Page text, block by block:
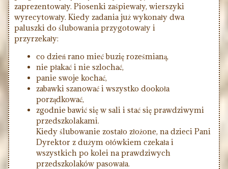
zaprezentowały. Piosenki zaśpiewały, wierszyki
wyrecytowały. Kiedy zadania już wykonały dwa
paluszki do ślubowania przygotowały i
przyrzekały:
co dzień rano mieć buzię roześmianą,
nie płakać i nie szlochać,
panie swoje kochać,
zabawki szanować i wszystko dookoła
porządkować,
zgodnie bawić się w sali i stać się prawdziwymi
przedszkolakami.
Kiedy ślubowanie zostało złożone, na dzieci Pani
Dyrektor z dużym ołówkiem czekała i
wszystkich po kolei na prawdziwych
przedszkolaków pasowała.